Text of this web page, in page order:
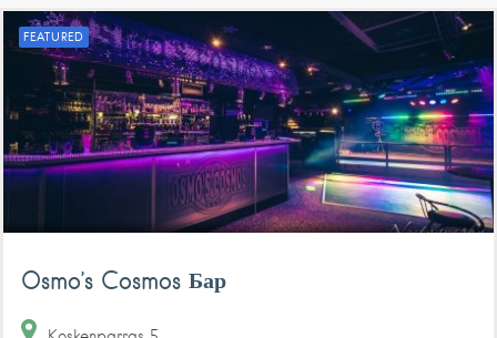
FEATURED
Osmo’s Cosmos Бар